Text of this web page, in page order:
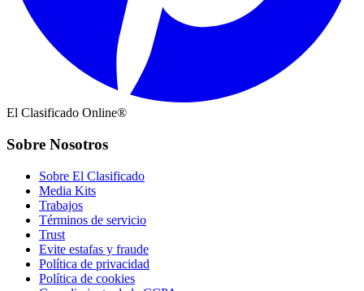
El Clasificado Online®
Sobre Nosotros
Sobre El Clasificado
Media Kits
Trabajos
Términos de servicio
Trust
Evite estafas y fraude
Política de privacidad
Política de cookies